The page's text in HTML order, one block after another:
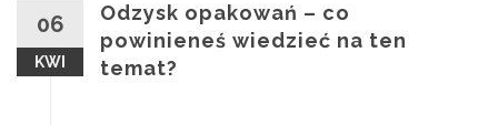
06
KWI
Odzysk opakowań – co
powinieneś wiedzieć na ten
temat?